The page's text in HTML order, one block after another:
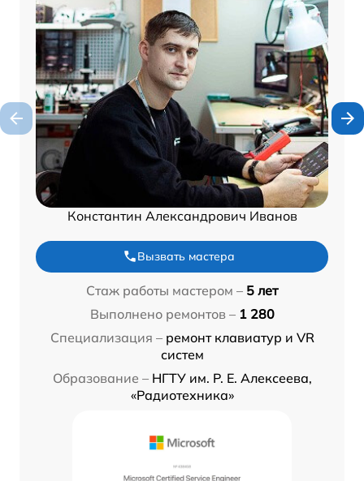
Константин Александрович Иванов
Вызвать мастера
Стаж работы мастером – 5 лет
Выполнено ремонтов – 1 280
Специализация – ремонт клавиатур и VR
систем
Образование – НГТУ им. Р. Е. Алексеева,
«Радиотехника»